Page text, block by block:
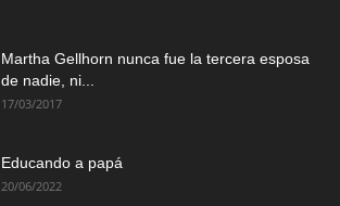
Martha Gellhorn nunca fue la tercera esposa
de nadie, ni...
17/03/2017
Educando a papá
20/06/2022